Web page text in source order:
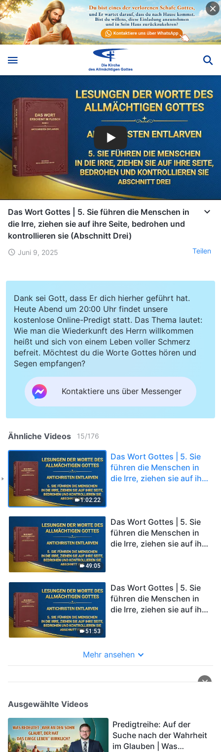
Das Wort Gottes | 5. Sie führen die Menschen in
die Irre, ziehen sie auf ihre Seite, bedrohen und
kontrollieren sie (Abschnitt Drei)
Juni 9, 2025 Teilen
Dank sei Gott, dass Er dich hierher geführt hat.
Heute Abend um 20:00 Uhr findet unsere
kostenlose Online-Predigt statt. Das Thema lautet:
Wie man die Wiederkunft des Herrn willkommen
heißt und sich von einem Leben voller Schmerz
befreit. Möchtest du die Worte Gottes hören und
Segen empfangen?
Kontaktiere uns über Messenger
Ähnliche Videos 15/176
1:02:22
Das Wort Gottes | 5. Sie
führen die Menschen in
die Irre, ziehen sie auf ihre
49:05
Das Wort Gottes | 5. Sie
führen die Menschen in
die Irre, ziehen sie auf ihre
51:53
Das Wort Gottes | 5. Sie
führen die Menschen in
die Irre, ziehen sie auf ihre
Mehr ansehen
Ausgewählte Videos
Predigtreihe: Auf der
Suche nach der Wahrheit
im Glauben | Was